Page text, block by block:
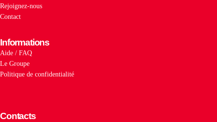
Rejoignez-nous
Contact
Informations
Aide / FAQ
Le Groupe
Politique de confidentialité
Contacts